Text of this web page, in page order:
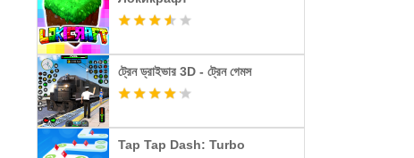
ট্রেন ড্রাইভার 3D - ট্রেন গেমস
Tap Tap Dash: Turbo